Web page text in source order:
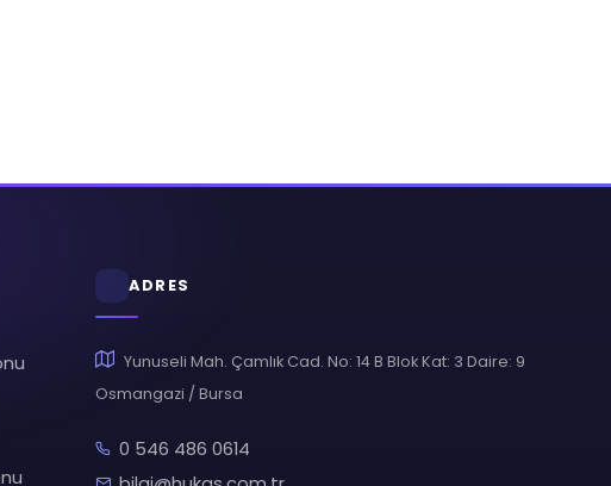
ADRES
Yunuseli Mah. Çamlık Cad. No: 14 B Blok Kat: 3 Daire: 9
Osmangazi / Bursa
0 546 486 0614